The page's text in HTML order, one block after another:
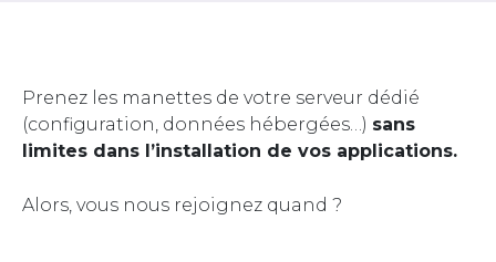
Prenez les manettes de votre serveur dédié
(configuration, données hébergées…) sans
limites dans l’installation de vos applications.
Alors, vous nous rejoignez quand ?